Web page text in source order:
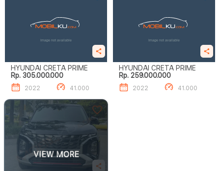
HYUNDAI CRETA PRIME
Rp. 305.000.000
2022 41.000
HYUNDAI CRETA PRIME
Rp. 259.000.000
2022 41.000
VIEW MORE